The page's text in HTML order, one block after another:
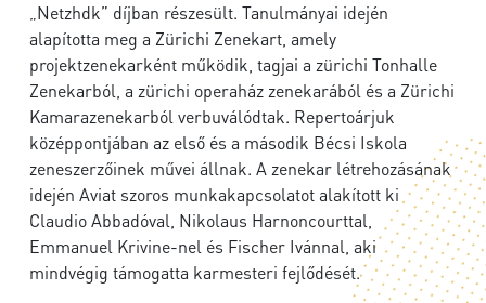
„Netzhdk” díjban részesült. Tanulmányai idején
alapította meg a Zürichi Zenekart, amely
projektzenekarként működik, tagjai a zürichi Tonhalle
Zenekarból, a zürichi operaház zenekarából és a Zürichi
Kamarazenekarból verbuválódtak. Repertoárjuk
középpontjában az első és a második Bécsi Iskola
zeneszerzőinek művei állnak. A zenekar létrehozásának
idején Aviat szoros munkakapcsolatot alakított ki
Claudio Abbadóval, Nikolaus Harnoncourttal,
Emmanuel Krivine-nel és Fischer Ivánnal, aki
mindvégig támogatta karmesteri fejlődését.